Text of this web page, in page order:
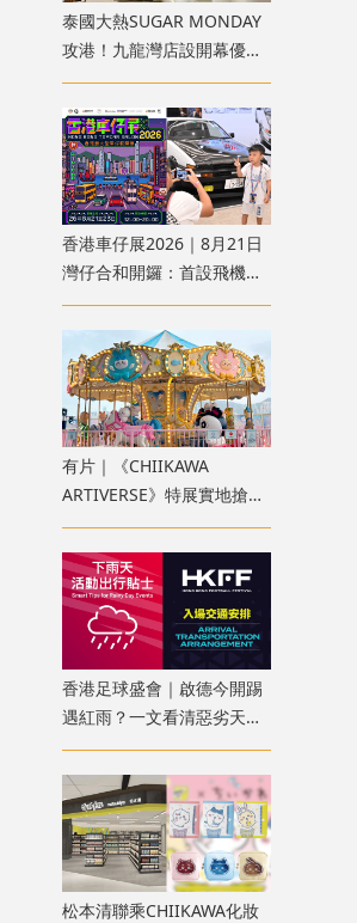
泰國大熱SUGAR MONDAY
攻港！九龍灣店設開幕優惠
必掃香港限定款、半月包/方
糖包
香港車仔展2026｜8月21日
灣仔合和開鑼：首設飛機模
型區、100+首發產品 附購
票方法
有片｜《CHIIKAWA
ARTIVERSE》特展實地搶先
睇！全球首座木馬、4重宇
宙展區
香港足球盛會｜啟德今開踢
遇紅雨？一文看清惡劣天氣
安排、入場注意事項、限定
店位置
松本清聯乘CHIIKAWA化妝